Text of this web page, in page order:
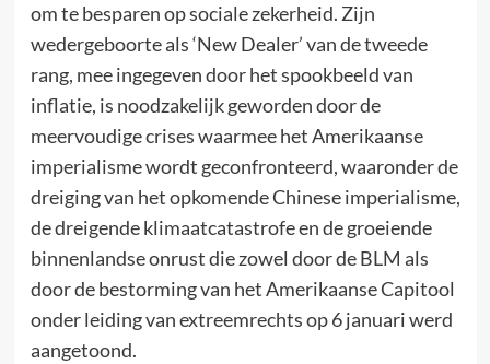
om te besparen op sociale zekerheid. Zijn
wedergeboorte als ‘New Dealer’ van de tweede
rang, mee ingegeven door het spookbeeld van
inflatie, is noodzakelijk geworden door de
meervoudige crises waarmee het Amerikaanse
imperialisme wordt geconfronteerd, waaronder de
dreiging van het opkomende Chinese imperialisme,
de dreigende klimaatcatastrofe en de groeiende
binnenlandse onrust die zowel door de BLM als
door de bestorming van het Amerikaanse Capitool
onder leiding van extreemrechts op 6 januari werd
aangetoond.